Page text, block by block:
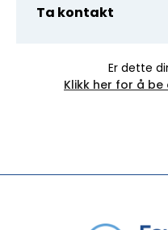
Ta kontakt
Er dette
Klikk her for å